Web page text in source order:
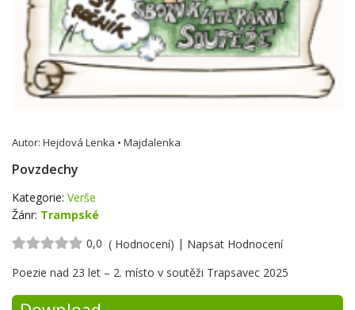
Autor: Hejdová Lenka • Majdalenka
Povzdechy
Kategorie: Verše
Žánr: Trampské
0,0 ( Hodnocení) | Napsat Hodnocení
Krátké
shrnutí
Poezie nad 23 let – 2. místo v soutěži Trapsavec 2025